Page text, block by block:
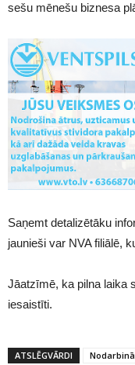
sešu mēnešu biznesa
Saņemt detalizētāku
jaunieši var NVA filiālē,
Jāatzīmē, ka pilna laika
iesaistīti.
ATSLĒGVĀRDI